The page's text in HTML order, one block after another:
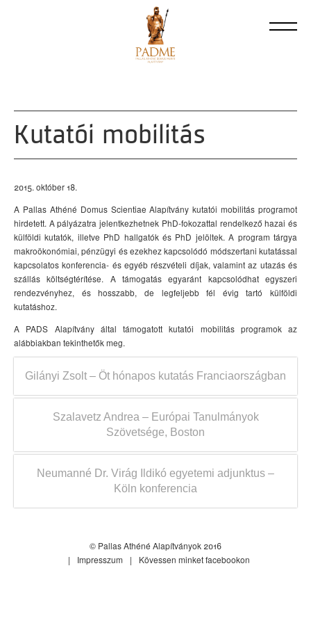
Kutatói mobilitás
2015. október 18.
A Pallas Athéné Domus Scientiae Alapítvány kutatói mobilitás programot
hirdetett. A pályázatra jelentkezhetnek PhD-fokozattal rendelkező hazai és
külföldi kutatók, illetve PhD hallgatók és PhD jelöltek. A program tárgya
makroökonómiai, pénzügyi és ezekhez kapcsolódó módszertani kutatással
kapcsolatos konferencia- és egyéb részvételi díjak, valamint az utazás és
szállás költségtérítése. A támogatás egyaránt kapcsolódhat egyszeri
rendezvényhez, és hosszabb, de legfeljebb fél évig tartó külföldi
kutatáshoz.
A PADS Alapítvány által támogatott kutatói mobilitás programok az
alábbiakban tekinthetők meg.
Gilányi Zsolt – Öt hónapos kutatás Franciaországban
Szalavetz Andrea – Európai Tanulmányok
Szövetsége, Boston
Neumanné Dr. Virág Ildikó egyetemi adjunktus –
Köln konferencia
© Pallas Athéné Alapítványok 2016
Impresszum
Kövessen minket facebookon